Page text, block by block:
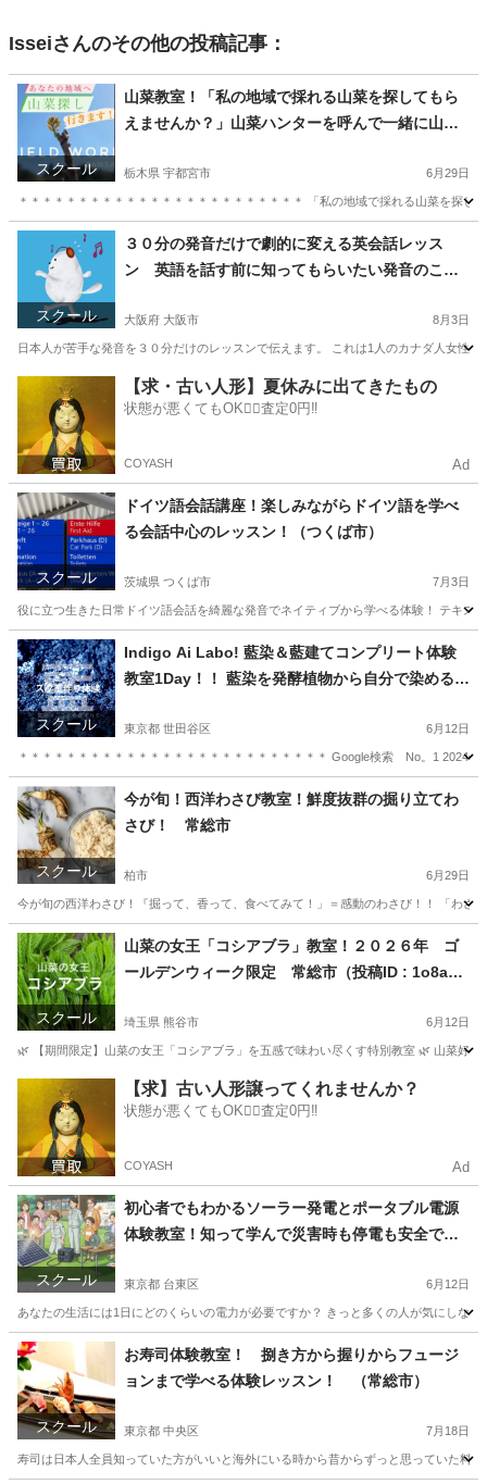
Isseiさんのその他の投稿記事：
スクール
山菜教室！「私の地域で採れる山菜を探してもら
えませんか？」山菜ハンターを呼んで一緒に山菜
栃木県 宇都宮市 6月29日
＊＊＊＊＊＊＊＊＊＊＊＊＊＊＊＊＊＊＊＊＊＊＊＊ 「私の地域で採れる山菜を探
栃木 宇都宮市 生活知識 山菜
スクール
３０分の発音だけで劇的に変える英会話レッス
ン 英語を話す前に知ってもらいたい発音のこ
大阪府 大阪市 8月3日
日本人が苦手な発音を３０分だけのレッスンで伝えます。 これは1人のカナダ人女性
英語 アルファベット
【求・古い人形】夏休みに出てきたもの
状態が悪くてもOK🙆‍♀️査定0円‼️
COYASH Ad
スクール
ドイツ語会話講座！楽しみながらドイツ語を学べ
る会話中心のレッスン！（つくば市）
茨城県 つくば市 7月3日
役に立つ生きた日常ドイツ語会話を綺麗な発音でネイティブから学べる体験！ テキ
茨城 つくば市 東京 港区 その他語学
ドイツ語
スクール
Indigo Ai Labo! 藍染＆藍建てコンプリート体験
教室1Day！！ 藍染を発酵植物から自分で染めるま
東京都 世田谷区 6月12日
＊＊＊＊＊＊＊＊＊＊＊＊＊＊＊＊＊＊＊＊＊＊＊＊＊＊ Google検索 No。1 2024
東京 世田谷区 日本文化 藍染
スクール
今が旬！西洋わさび教室！鮮度抜群の掘り立てわ
さび！ 常総市
柏市 6月29日
今が旬の西洋わさび！『掘って、香って、食べてみて！」＝感動のわさび！！ 「わ
千葉 柏市 生活知識 お刺身
スクール
山菜の女王「コシアブラ」教室！２０２６年 ゴ
ールデンウィーク限定 常総市（投稿ID : 1o8aw
埼玉県 熊谷市 6月12日
🌿 【期間限定】山菜の女王「コシアブラ」を五感で味わい尽くす特別教室 🌿 山菜好
生活知識
【求】古い人形譲ってくれませんか？
状態が悪くてもOK🙆‍♀️査定0円‼️
COYASH Ad
スクール
初心者でもわかるソーラー発電とポータブル電源
体験教室！知って学んで災害時も停電も安全で安
東京都 台東区 6月12日
あなたの生活には1日にどのくらいの電力が必要ですか？ きっと多くの人が気にしな
東京 台東区 生活知識 興味
スクール
お寿司体験教室！ 捌き方から握りからフュージ
ョンまで学べる体験レッスン！ （常総市）
東京都 中央区 7月18日
寿司は日本人全員知っていた方がいいと海外にいる時から昔からずっと思っていた料